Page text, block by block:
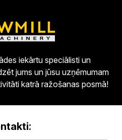
iekārtu speciālisti un
jums un jūsu uzņēmumam
katrā ražošanas posmā!